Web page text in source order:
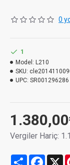
0
Vergiler Hariç:
1
Model: L210
SKU:
UPC: SR001296286
Share X